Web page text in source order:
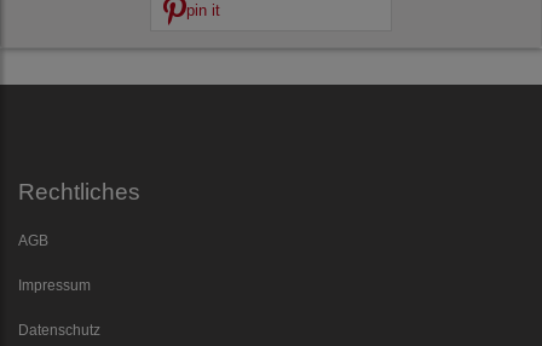
pin it
Rechtliches
AGB
Impressum
Datenschutz